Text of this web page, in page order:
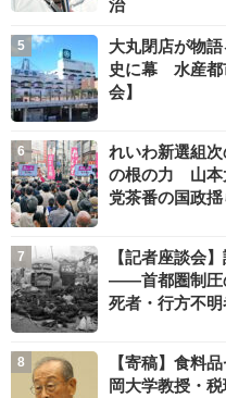
治
大丸閉店が物
史に幕 水産都
会】
れいわ新選組
の根の力 山本
党茶番の国政揺
【記者座談会
――首都圏制圧
死者・行方不明
【寄稿】食料
岡大学教授・